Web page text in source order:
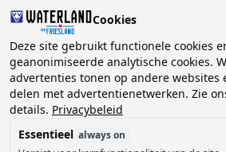
2 gasten, 0 huisdieren
Cookies
Deze site gebruikt functionele cookies
geanonimiseerde analytische cookies.
advertenties tonen op andere websites
delen met advertentienetwerken. Zie
details. Privacybeleid
Essentieel always on